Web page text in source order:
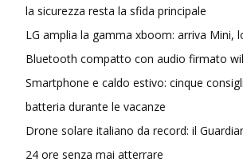
la sicurezza resta la sfida principale
LG amplia la gamma xboom: arriva Mini,
Bluetooth compatto con audio firmato
Smartphone e caldo estivo: cinque
batteria durante le vacanze
Drone solare italiano da record: il
24 ore senza mai atterrare